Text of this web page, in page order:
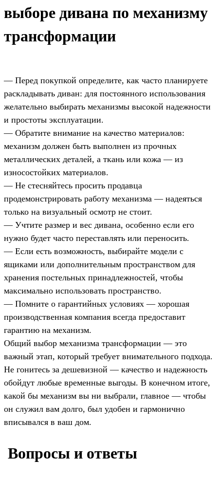
выборе дивана по механизму
трансформации
— Перед покупкой определите, как часто планируете
раскладывать диван: для постоянного использования
желательно выбирать механизмы высокой надежности
и простоты эксплуатации.
— Обратите внимание на качество материалов:
механизм должен быть выполнен из прочных
металлических деталей, а ткань или кожа — из
износостойких материалов.
— Не стесняйтесь просить продавца
продемонстрировать работу механизма — надеяться
только на визуальный осмотр не стоит.
— Учтите размер и вес дивана, особенно если его
нужно будет часто переставлять или переносить.
— Если есть возможность, выбирайте модели с
ящиками или дополнительным пространством для
хранения постельных принадлежностей, чтобы
максимально использовать пространство.
— Помните о гарантийных условиях — хорошая
производственная компания всегда предоставит
гарантию на механизм.
Общий выбор механизма трансформации — это
важный этап, который требует внимательного подхода.
Не гонитесь за дешевизной — качество и надежность
обойдут любые временные выгоды. В конечном итоге,
какой бы механизм вы ни выбрали, главное — чтобы
он служил вам долго, был удобен и гармонично
вписывался в ваш дом.
️ Вопросы и ответы